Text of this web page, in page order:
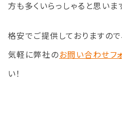
方も多くいらっしゃると思いま
格安でご提供しておりますの
気軽に弊社のお問い合わせフ
い！